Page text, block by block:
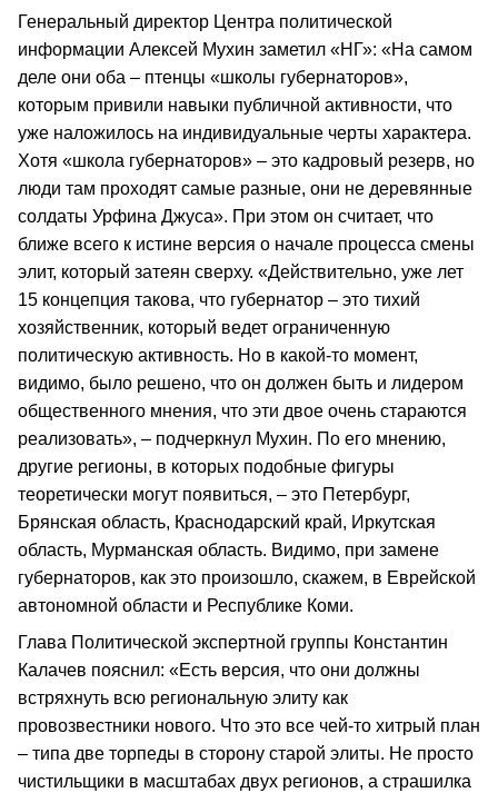
Генеральный директор Центра политической
информации Алексей Мухин заметил «НГ»: «На самом
деле они оба – птенцы «школы губернаторов»,
которым привили навыки публичной активности, что
уже наложилось на индивидуальные черты характера.
Хотя «школа губернаторов» – это кадровый резерв, но
люди там проходят самые разные, они не деревянные
солдаты Урфина Джуса». При этом он считает, что
ближе всего к истине версия о начале процесса смены
элит, который затеян сверху. «Действительно, уже лет
15 концепция такова, что губернатор – это тихий
хозяйственник, который ведет ограниченную
политическую активность. Но в какой-то момент,
видимо, было решено, что он должен быть и лидером
общественного мнения, что эти двое очень стараются
реализовать», – подчеркнул Мухин. По его мнению,
другие регионы, в которых подобные фигуры
теоретически могут появиться, – это Петербург,
Брянская область, Краснодарский край, Иркутская
область, Мурманская область. Видимо, при замене
губернаторов, как это произошло, скажем, в Еврейской
автономной области и Республике Коми.
Глава Политической экспертной группы Константин
Калачев пояснил: «Есть версия, что они должны
встряхнуть всю региональную элиту как
провозвестники нового. Что это все чей-то хитрый план
– типа две торпеды в сторону старой элиты. Не просто
чистильщики в масштабах двух регионов, а страшилка